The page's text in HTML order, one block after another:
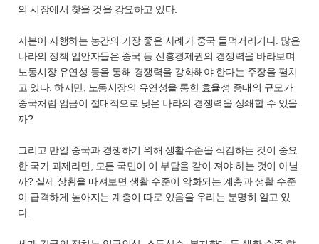
의 시장에서 찾을 것을 강요하고 있다.
자본이 자행하는 농간의 가장 좋은 사례가 중국 들먹거리기다. 많은
나라의 정책 입안자들은 중국 등 신흥경제권의 경쟁력을 바라보며
노동시장 유연성 등을 통해 경쟁력을 강화해야 한다는 주장을 펼치
고 있다. 하지만, 노동시장의 유연성을 통한 효율성 증대의 규모가
중국처럼 임금이 절대적으로 낮은 나라의 경쟁력을 상쇄할 수 있을
까?
그리고 만일 중국과 경쟁하기 위해 생활수준을 삭감하는 것이 중요
한 국가 과제라면, 모든 국민이 이 부담을 같이 져야 하는 것이 아닐
까? 실제 상황을 따져보면 생활 수준이 악화되는 계층과 생활 수준
이 급격하게 높아지는 계층이 따로 있음을 우리는 분명히 알고 있
다.